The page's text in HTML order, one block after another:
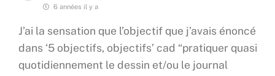
6 années il y a
J’ai la sensation que l’objectif que j’avais énoncé
dans ‘5 objectifs, objectifs’ cad “pratiquer quasi
quotidiennement le dessin et/ou le journal